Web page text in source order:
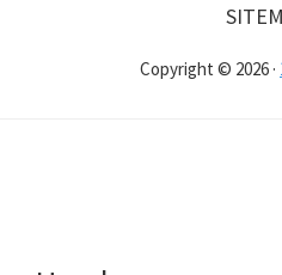
Copyright © 2026 ·